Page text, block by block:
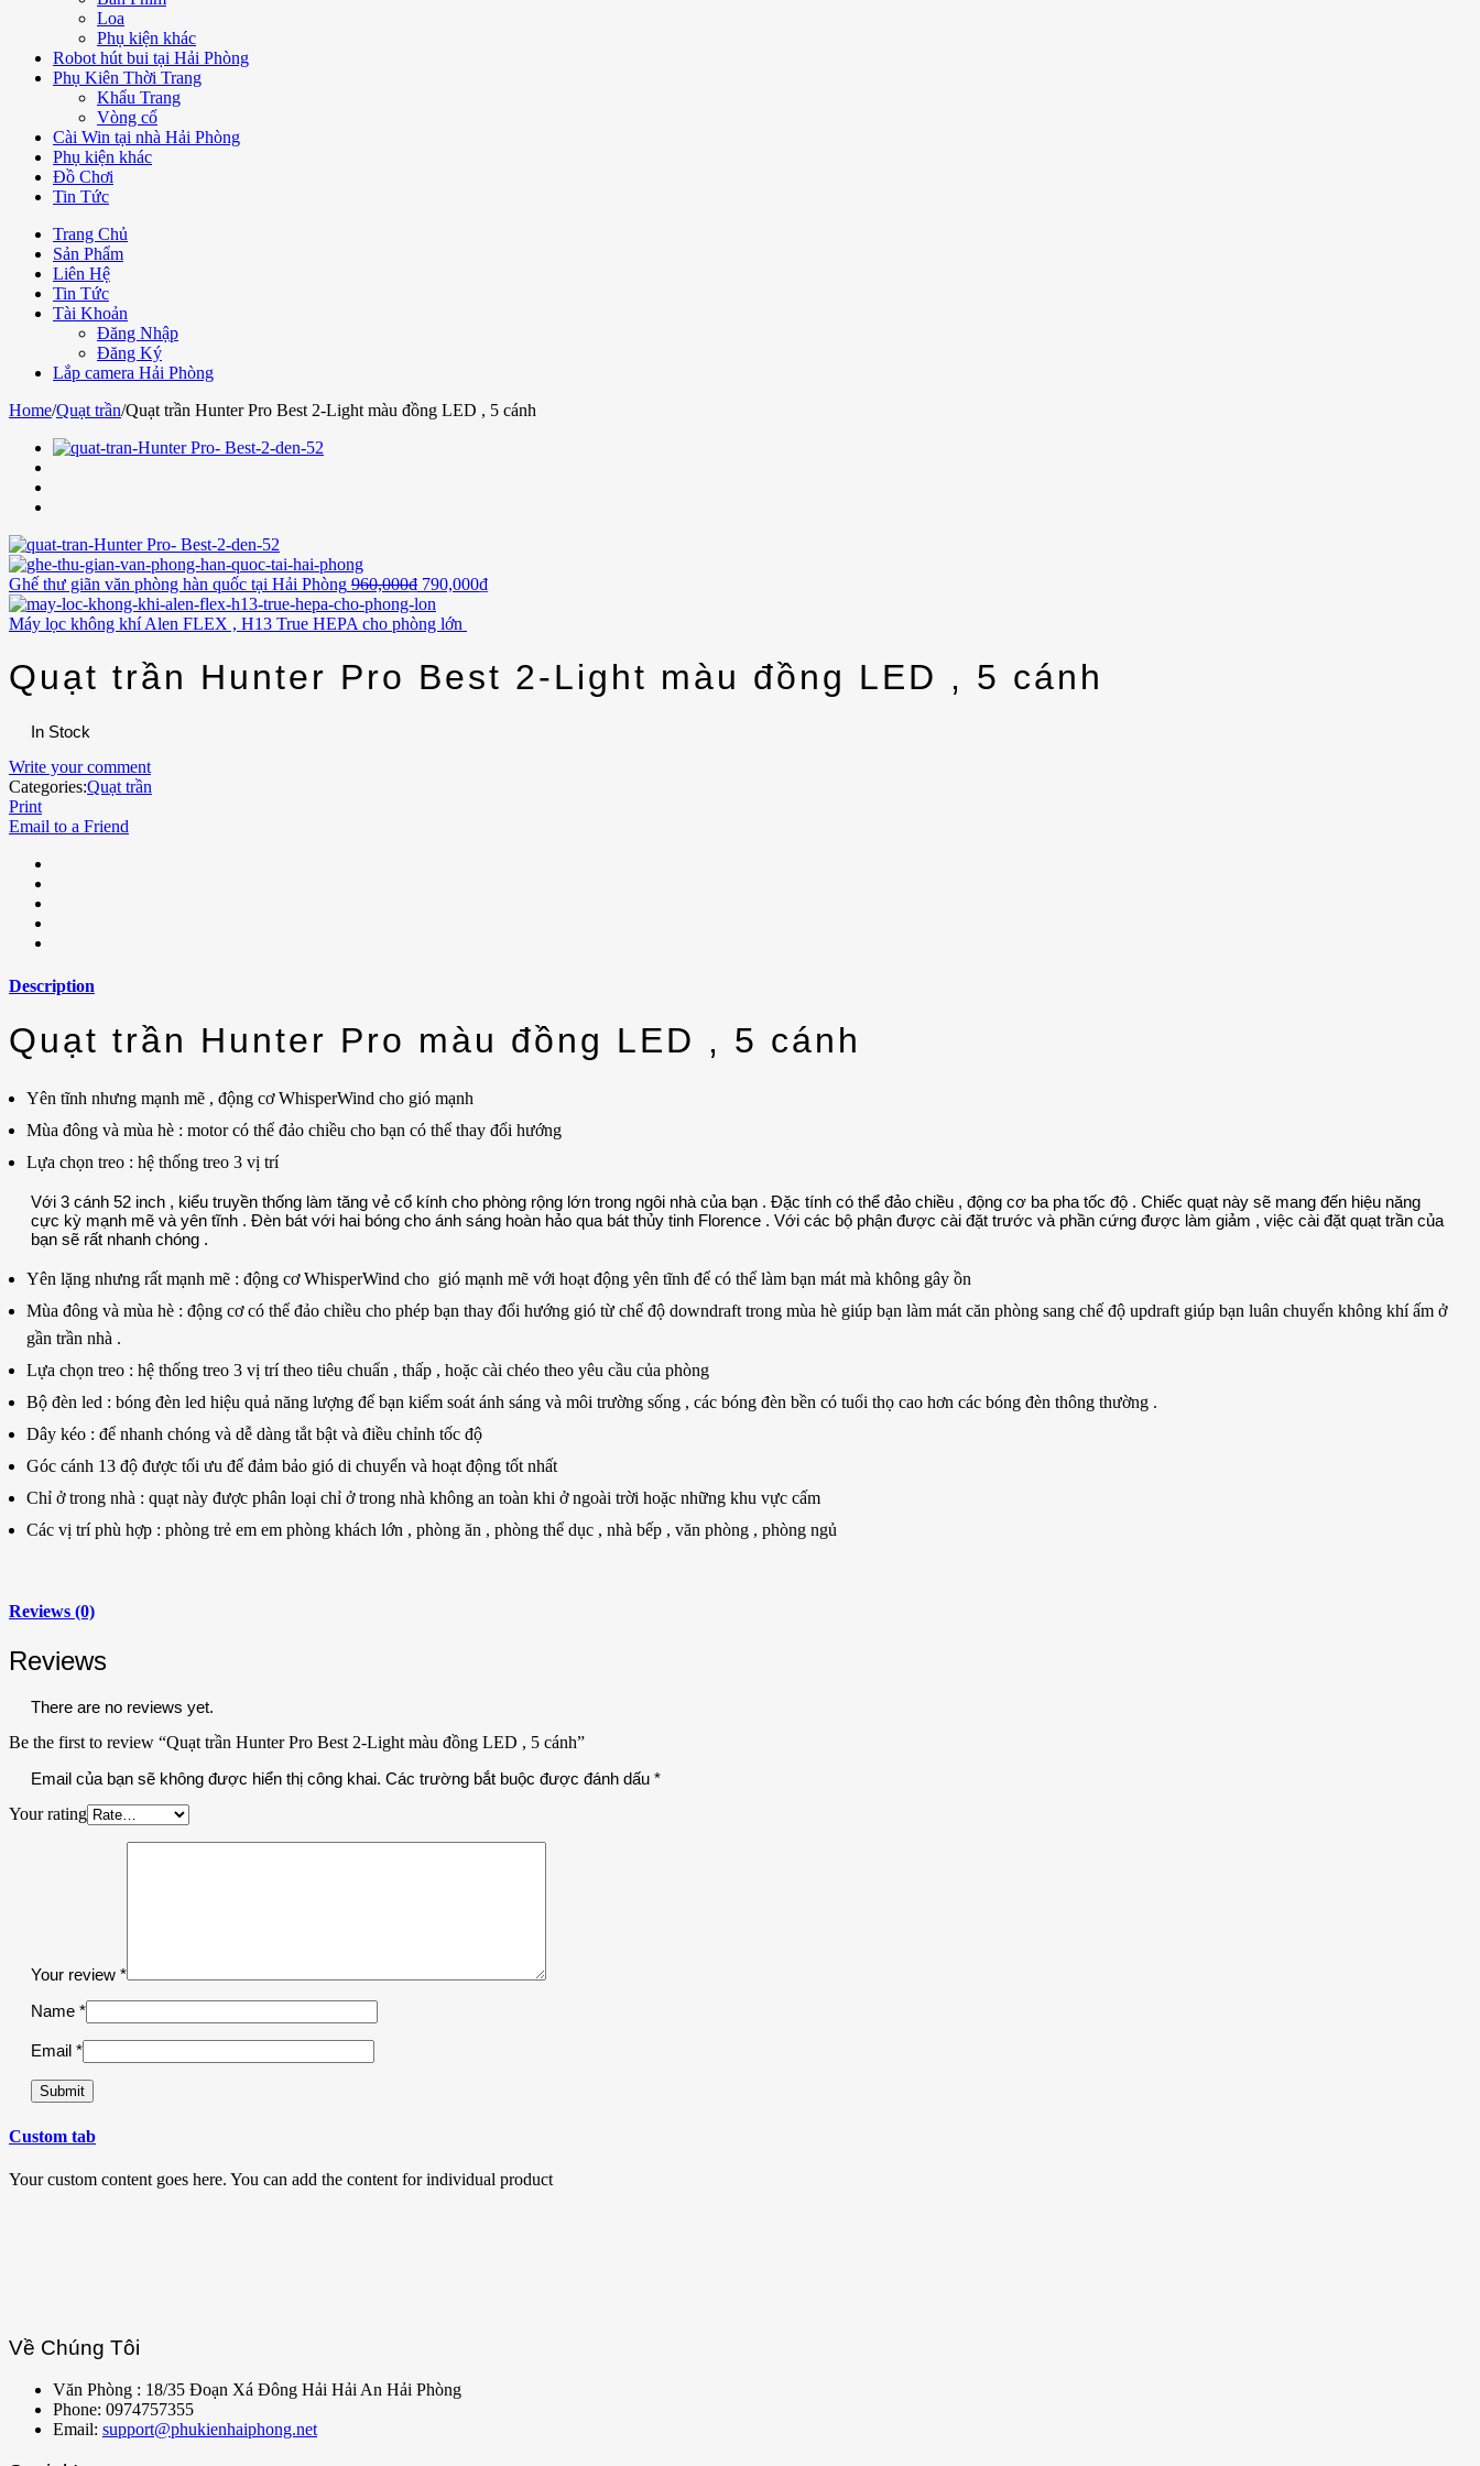
Loa
Phụ kiện khác
Robot hút bui tại Hải Phòng
Phụ Kiên Thời Trang
Khẩu Trang
Vòng cổ
Cài Win tại nhà Hải Phòng
Phụ kiện khác
Đồ Chơi
Tin Tức
Trang Chủ
Sản Phẩm
Liên Hệ
Tin Tức
Tài Khoản
Đăng Nhập
Đăng Ký
Lắp camera Hải Phòng
Home/Quạt trần/Quạt trần Hunter Pro Best 2-Light màu đồng LED , 5 cánh
Ghế thư giãn văn phòng hàn quốc tại Hải Phòng 960,000₫ 790,000₫
Máy lọc không khí Alen FLEX , H13 True HEPA cho phòng lớn
Quạt trần Hunter Pro Best 2-Light màu đồng LED , 5 cánh
In Stock
Write your comment
Categories:Quạt trần
Print
Email to a Friend
Description
Quạt trần Hunter Pro màu đồng LED , 5 cánh
Yên tĩnh nhưng mạnh mẽ , động cơ WhisperWind cho gió mạnh
Mùa đông và mùa hè : motor có thể đảo chiều cho bạn có thể thay đổi hướng
Lựa chọn treo : hệ thống treo 3 vị trí
Với 3 cánh 52 inch , kiểu truyền thống làm tăng vẻ cổ kính cho phòng rộng lớn trong ngôi nhà của bạn . Đặc tính có thể đảo chiều , động cơ ba pha tốc độ . Chiếc quạt này sẽ mang đến hiệu năng
cực kỳ mạnh mẽ và yên tĩnh . Đèn bát với hai bóng cho ánh sáng hoàn hảo qua bát thủy tinh Florence . Với các bộ phận được cài đặt trước và phần cứng được làm giảm , việc cài đặt quạt trần của
bạn sẽ rất nhanh chóng .
Yên lặng nhưng rất mạnh mẽ : động cơ WhisperWind cho gió mạnh mẽ với hoạt động yên tĩnh để có thể làm bạn mát mà không gây ồn
Mùa đông và mùa hè : động cơ có thể đảo chiều cho phép bạn thay đổi hướng gió từ chế độ downdraft trong mùa hè giúp bạn làm mát căn phòng sang chế độ updraft giúp bạn luân chuyển không khí ấm ở
gần trần nhà .
Lựa chọn treo : hệ thống treo 3 vị trí theo tiêu chuẩn , thấp , hoặc cài chéo theo yêu cầu của phòng
Bộ đèn led : bóng đèn led hiệu quả năng lượng để bạn kiểm soát ánh sáng và môi trường sống , các bóng đèn bền có tuổi thọ cao hơn các bóng đèn thông thường .
Dây kéo : để nhanh chóng và dễ dàng tắt bật và điều chỉnh tốc độ
Góc cánh 13 độ được tối ưu để đảm bảo gió di chuyển và hoạt động tốt nhất
Chỉ ở trong nhà : quạt này được phân loại chỉ ở trong nhà không an toàn khi ở ngoài trời hoặc những khu vực cấm
Các vị trí phù hợp : phòng trẻ em em phòng khách lớn , phòng ăn , phòng thể dục , nhà bếp , văn phòng , phòng ngủ
Reviews (0)
Reviews
There are no reviews yet.
Be the first to review “Quạt trần Hunter Pro Best 2-Light màu đồng LED , 5 cánh”
Email của bạn sẽ không được hiển thị công khai. Các trường bắt buộc được đánh dấu *
Your rating
Your review *
Name *
Email *
Custom tab
Your custom content goes here. You can add the content for individual product
Về Chúng Tôi
Văn Phòng : 18/35 Đoạn Xá Đông Hải Hải An Hải Phòng
Phone: 0974757355
Email: support@phukienhaiphong.net